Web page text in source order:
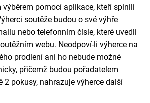
pomocí aplikace, kteří splnili
soutěže budou o své výhře
nebo telefonním čísle, které uvedli
webu. Neodpoví-li výherce na
prodlení ani ho nebude možné
přičemž budou pořadatelem
2 pokusy, nahrazuje výherce další